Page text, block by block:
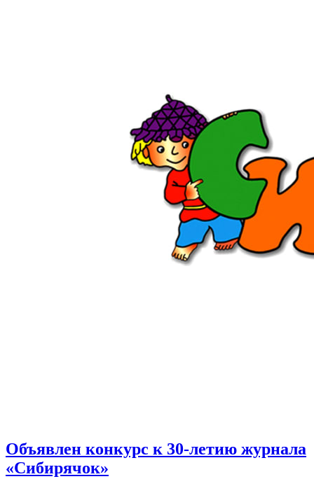
Объявлен конкурс к 30-летию журнала
«Сибирячок»